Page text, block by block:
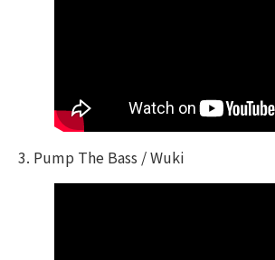
3. Pump The Bass / Wuki